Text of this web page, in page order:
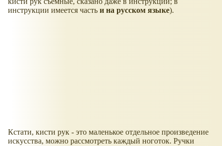
инструкции имеется часть и на русском языке).
Кстати, кисти рук - это маленькое отдельное произведение
искусства, можно рассмотреть каждый ноготок. Ручки